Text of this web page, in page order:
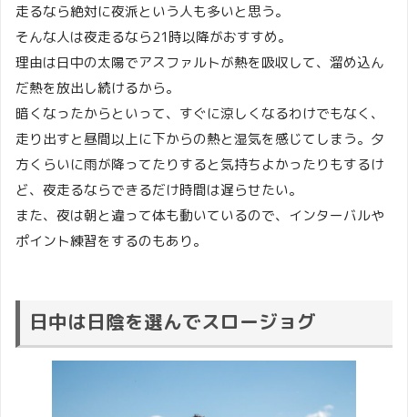
走るなら絶対に夜派という人も多いと思う。
そんな人は夜走るなら21時以降がおすすめ。
理由は日中の太陽でアスファルトが熱を吸収して、溜め込ん
だ熱を放出し続けるから。
暗くなったからといって、すぐに涼しくなるわけでもなく、
走り出すと昼間以上に下からの熱と湿気を感じてしまう。夕
方くらいに雨が降ってたりすると気持ちよかったりもするけ
ど、夜走るならできるだけ時間は遅らせたい。
また、夜は朝と違って体も動いているので、インターバルや
ポイント練習をするのもあり。
日中は日陰を選んでスロージョグ